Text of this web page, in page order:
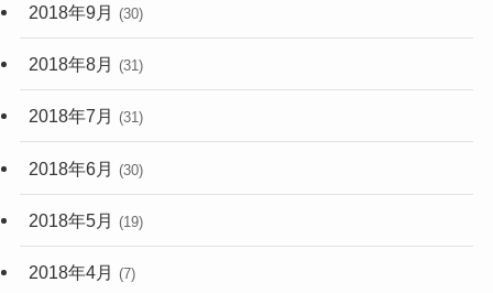
2018年9月 (30)
2018年8月 (31)
2018年7月 (31)
2018年6月 (30)
2018年5月 (19)
2018年4月 (7)